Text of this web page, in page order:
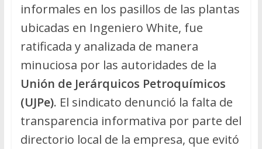
informales en los pasillos de las plantas
ubicadas en Ingeniero White, fue
ratificada y analizada de manera
minuciosa por las autoridades de la
Unión de Jerárquicos Petroquímicos
(UJPe). El sindicato denunció la falta de
transparencia informativa por parte del
directorio local de la empresa, que evitó